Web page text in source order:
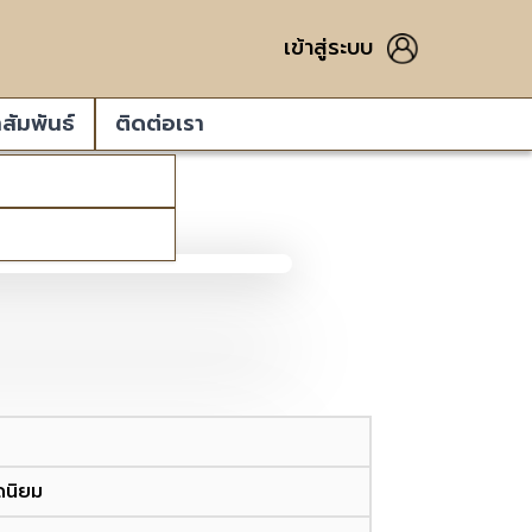
เข้าสู่ระบบ
สัมพันธ์
ติดต่อเรา
นิยม